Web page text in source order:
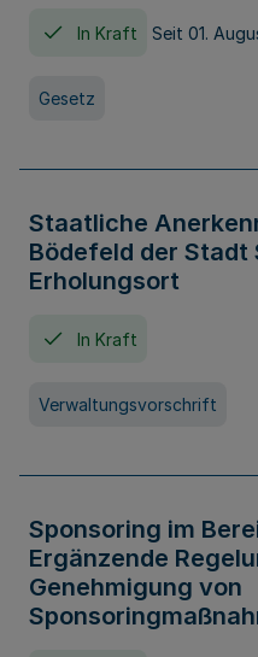
In Kraft Seit 01.
Gesetz
Staatliche
Bödefeld der Stadt
Erholungsort
In Kraft
Verwaltungsvorschrift
Sponsoring im
Ergänzende
Genehmigung von